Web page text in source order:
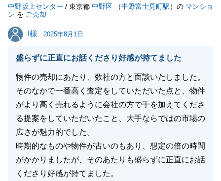
ご対応いただきまして、ご協力に御礼申し上げます。
今後とも弊社を末永くご愛顧賜りますようお願い申し
上げます。
閉じる
中野坂上センター / 東京都 中野区 （中野富士見町駅）の マンショ
ン を ご売却
I様
I様 2025年8月1日
盛らずに正直にお話くださり好感が持てました
物件の売却にあたり、数社の方と面談いたしました。
そのなかで一番高く査定をしていただいた点と、物件
がより高く売れるように会社の方で手を加えてくださ
る提案をしていただいたこと、大手ならではの市場の
広さが魅力的でした。
時期的なものや物件が古いのもあり、想定の倍の時間
がかかりましたが、そのあたりも盛らずに正直にお話
くださり好感が持てました。